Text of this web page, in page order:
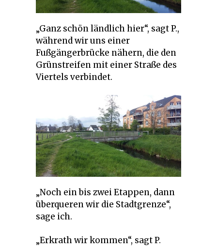
„Ganz schön ländlich hier“, sagt P.,
während wir uns einer
Fußgängerbrücke nähern, die den
Grünstreifen mit einer Straße des
Viertels verbindet.
„Noch ein bis zwei Etappen, dann
überqueren wir die Stadtgrenze“,
sage ich.
„Erkrath wir kommen“, sagt P.